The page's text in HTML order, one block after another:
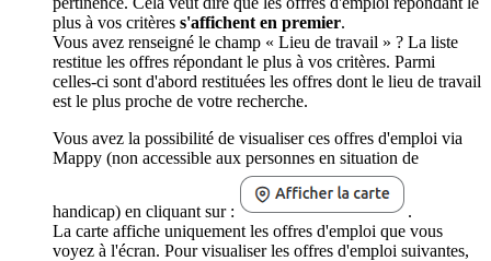
plus à vos critères s'affichent en premier.
Vous avez renseigné le champ « Lieu de travail » ? La liste
restitue les offres répondant le plus à vos critères. Parmi
celles-ci sont d'abord restituées les offres dont le lieu de travail
est le plus proche de votre recherche.
Vous avez la possibilité de visualiser ces offres d'emploi via
Mappy (non accessible aux personnes en situation de
handicap) en cliquant sur :
.
La carte affiche uniquement les offres d'emploi que vous
voyez à l'écran. Pour visualiser les offres d'emploi suivantes,